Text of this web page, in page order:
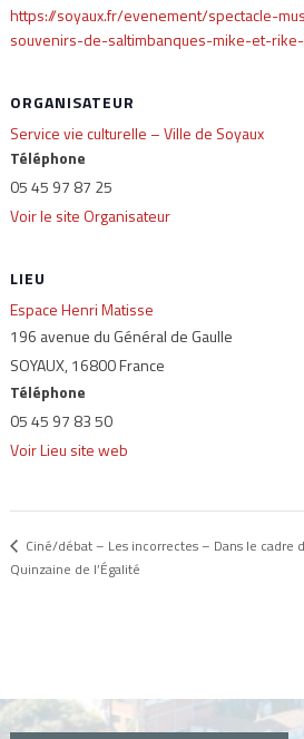
https://soyaux.fr/evenement/spectacle-
souvenirs-de-saltimbanques-mike-et-
LIEU
Espace Henri Matisse
196 avenue du Général de Gaulle
SOYAUX,16800France
Téléphone
05 45 97 83 50
Voir Lieu site web
ORGANISATEUR
Service vie culturelle – Ville de Soyaux
Téléphone
05 45 97 87 25
Voir le site Organisateur
Ciné/débat – Les incorrectes – Dans le cadre
Quinzaine de l’Égalité